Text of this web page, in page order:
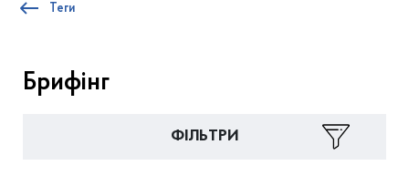
Теги
Брифінг
ФІЛЬТРИ